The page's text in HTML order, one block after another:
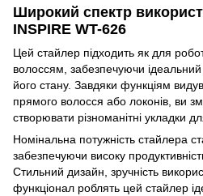
Широкий спектр
INSPIRE WT-626
Цей стайлер підходить як для
волоссям, забезпечуючи ідеальний
його стану. Завдяки функціям
прямого волосся або локонів, ви
створювати різноманітні укладки
Номінальна потужність стайлера
забезпечуючи високу
Стильний дизайн, зручність
функціонал роблять цей стайлер